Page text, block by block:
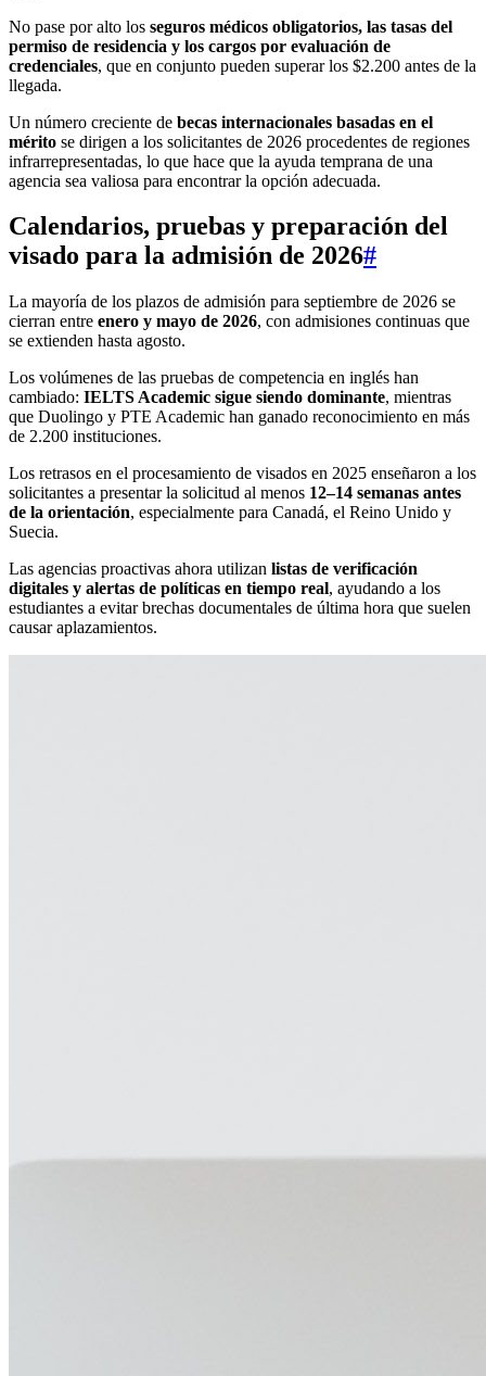
No pase por alto los seguros médicos obligatorios, las tasas del
permiso de residencia y los cargos por evaluación de
credenciales, que en conjunto pueden superar los $2.200 antes de la
llegada.
Un número creciente de becas internacionales basadas en el
mérito se dirigen a los solicitantes de 2026 procedentes de regiones
infrarrepresentadas, lo que hace que la ayuda temprana de una
agencia sea valiosa para encontrar la opción adecuada.
Calendarios, pruebas y preparación del
visado para la admisión de 2026#
La mayoría de los plazos de admisión para septiembre de 2026 se
cierran entre enero y mayo de 2026, con admisiones continuas que
se extienden hasta agosto.
Los volúmenes de las pruebas de competencia en inglés han
cambiado: IELTS Academic sigue siendo dominante, mientras
que Duolingo y PTE Academic han ganado reconocimiento en más
de 2.200 instituciones.
Los retrasos en el procesamiento de visados en 2025 enseñaron a los
solicitantes a presentar la solicitud al menos 12–14 semanas antes
de la orientación, especialmente para Canadá, el Reino Unido y
Suecia.
Las agencias proactivas ahora utilizan listas de verificación
digitales y alertas de políticas en tiempo real, ayudando a los
estudiantes a evitar brechas documentales de última hora que suelen
causar aplazamientos.